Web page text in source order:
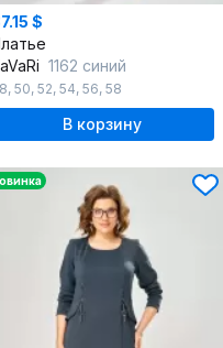
$
1162 синий
, 50, 52, 54, 56, 58
В корзину